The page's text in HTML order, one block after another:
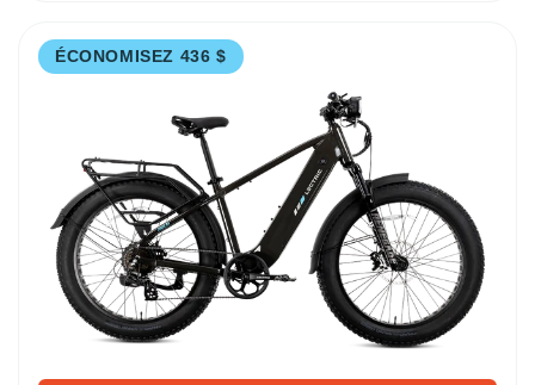
ÉCONOMISEZ 436 $